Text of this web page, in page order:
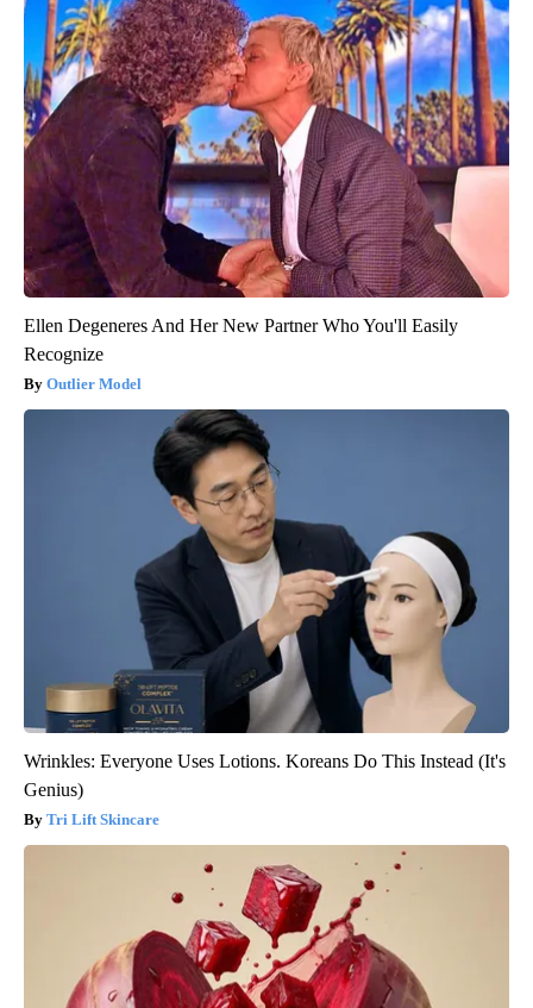
Ellen Degeneres And Her New Partner Who You'll Easily
Recognize
Outlier Model
Wrinkles: Everyone Uses Lotions. Koreans Do This Instead (It's
Genius)
Tri Lift Skincare